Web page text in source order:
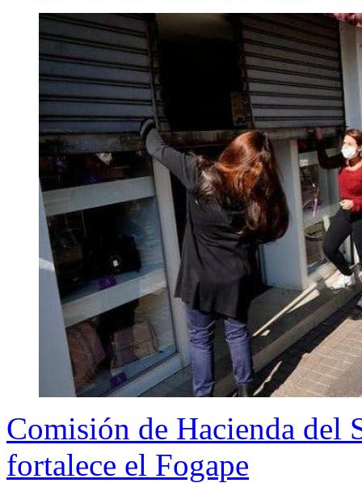
Comisión de Hacienda del
fortalece el Fogape